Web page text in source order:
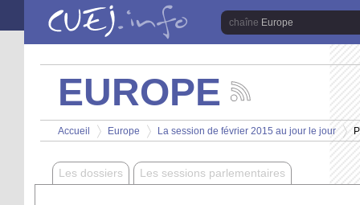
Aller au contenu principal
Europe
EUROPE
les
actualités
de
chaîne
Europe
Vous êtes ici
Accueil
>
Europe
>
La session de février 2015 au jour le jour
>
Les dossiers Les sessions parlementaires